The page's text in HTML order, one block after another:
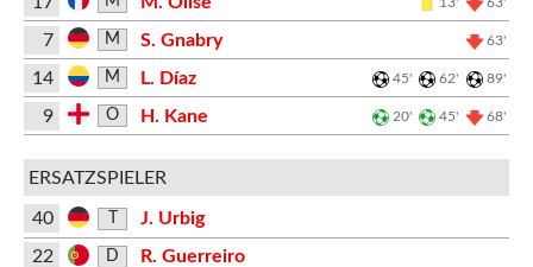
7 M S. Gnabry 63'
14 M L. Díaz 45' 62' 89'
9 O H. Kane 20' 45' 68'
ERSATZSPIELER
40
J. Urbig
22
D
R. Guerreiro